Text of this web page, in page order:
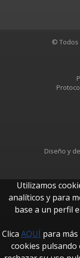
© Todos
Diseño y
Utilizamos
analíticos y para
base a un perfil
Clica AQUÍ para
cookies pulsando